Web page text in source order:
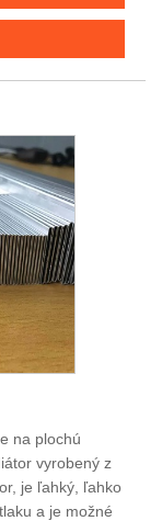
na plochú
vyrobený z
je ľahký, ľahko
a je možné